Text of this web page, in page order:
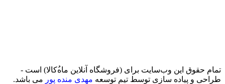
تمام حقوق اين وب‌سايت برای (فروشگاه آنلاین ماه‌‌‌‌‌‌ُکالا) است -
طراحی و پیاده سازی توسط تیم توسعه مهدی منده پور می باشد.